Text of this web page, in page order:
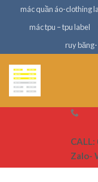
mác quần áo-clothing
mác tpu – tpu label
ruy
Zalo-